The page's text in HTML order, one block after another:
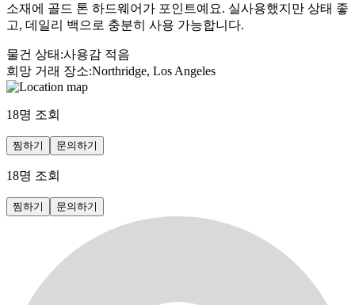
소재에 골드 톤 하드웨어가 포인트예요. 실사용했지만 상태 좋
고, 데일리 백으로 충분히 사용 가능합니다.
물건 상태 :사용감 적음
희망 거래 장소:Northridge, Los Angeles
18명 조회
찜하기 문의하기
18명 조회
찜하기 문의하기